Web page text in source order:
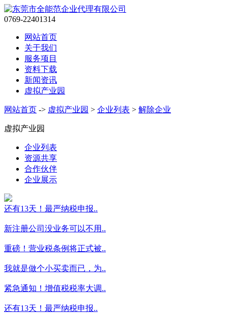
0769-22401314
网站首页
关于我们
服务项目
资料下载
新闻资讯
虚拟产业园
网站首页 -> 虚拟产业园 > 企业列表 > 解除企业
虚拟产业园
企业列表
资源共享
合作伙伴
企业展示
还有13天！最严纳税申报..
新注册公司没业务可以不用..
重磅！营业税条例将正式被..
我就是做个小买卖而已，为..
紧急通知！增值税税率大调..
还有13天！最严纳税申报..